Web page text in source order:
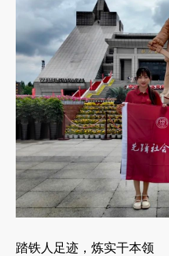
踏铁人足迹，炼实干本领